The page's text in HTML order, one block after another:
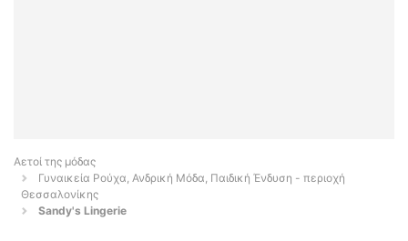
Αετοί της μόδας
Γυναικεία Ρούχα, Ανδρική Μόδα, Παιδική Ένδυση - περιοχή
Θεσσαλονίκης
Sandy's Lingerie